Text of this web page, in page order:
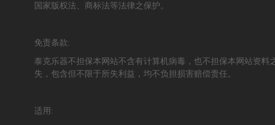
国家版权法、商标法等法律之保护。
免责条款:
泰克乐器不担保本网站不含有计算机病毒，也不担保本网站资
失，包含但不限于所失利益，均不负担损害赔偿责任。
适用: